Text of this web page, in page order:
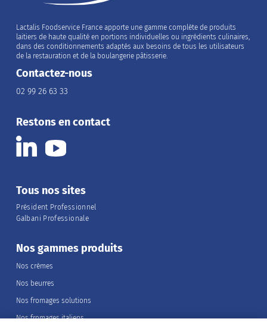
Lactalis Foodservice France apporte une gamme complète de produits
laitiers de haute qualité en portions individuelles ou ingrédients culinaires,
dans des conditionnements adaptés aux besoins de tous les utilisateurs
de la restauration et de la boulangerie pâtisserie.
Contactez-nous
02 99 26 63 33
Restons en contact
Tous nos sites
Président Professionnel
Galbani Professionale
Nos gammes produits
Nos crèmes
Nos beurres
Nos fromages solutions
Nos fromages italiens